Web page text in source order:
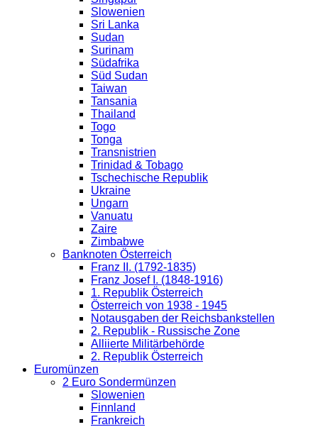
Slowenien
Sri Lanka
Sudan
Surinam
Südafrika
Süd Sudan
Taiwan
Tansania
Thailand
Togo
Tonga
Transnistrien
Trinidad & Tobago
Tschechische Republik
Ukraine
Ungarn
Vanuatu
Zaire
Zimbabwe
Banknoten Österreich
Franz II. (1792-1835)
Franz Josef I. (1848-1916)
1. Republik Österreich
Österreich von 1938 - 1945
Notausgaben der Reichsbankstellen
2. Republik - Russische Zone
Alliierte Militärbehörde
2. Republik Österreich
Euromünzen
2 Euro Sondermünzen
Slowenien
Finnland
Frankreich